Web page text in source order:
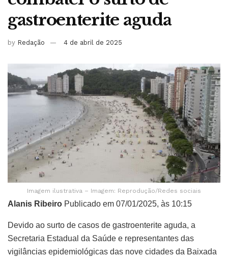
gastroenterite aguda
by Redação 4 de abril de 2025
Imagem ilustrativa – Imagem: Reprodução/Redes sociais
Alanis Ribeiro Publicado em 07/01/2025, às 10:15
Devido ao surto de casos de gastroenterite aguda, a
Secretaria Estadual da Saúde e representantes das
vigilâncias epidemiológicas das nove cidades da Baixada